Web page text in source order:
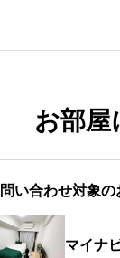
お部屋
い合わせ対象の
マイナ